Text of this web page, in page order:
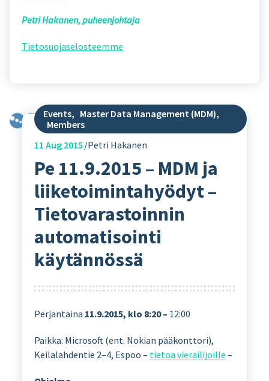
Petri Hakanen, puheenjohtaja
Tietosuojaselosteemme
Events, Master Data Management (MDM),
Members
11 Aug 2015 Petri Hakanen
Pe 11.9.2015 – MDM ja
liiketoimintahyödyt –
Tietovarastoinnin
automatisointi
käytännössä
Perjantaina 11.9.2015, klo 8:20 – 12:00
Paikka: Microsoft (ent. Nokian pääkonttori),
Keilalahdentie 2–4, Espoo – tietoa vierailijoille –